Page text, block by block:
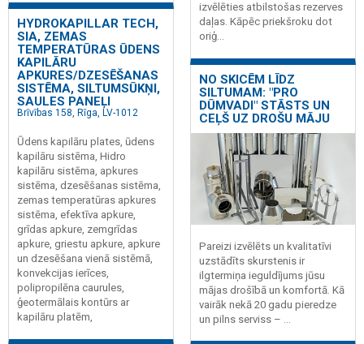
HYDROKAPILLAR TECH,
SIA, ZEMAS
TEMPERATŪRAS ŪDENS
KAPILĀRU
APKURES/DZESĒŠANAS
SISTĒMA, SILTUMSŪKŅI,
SAULES PANEĻI
Brīvības 158, Rīga, LV-1012
Ūdens kapilāru plates, ūdens
kapilāru sistēma, Hidro
kapilāru sistēma, apkures
sistēma, dzesēšanas sistēma,
zemas temperatūras apkures
sistēma, efektīva apkure,
grīdas apkure, zemgrīdas
apkure, griestu apkure, apkure
un dzesēšana vienā sistēmā,
konvekcijas ierīces,
polipropilēna caurules,
ģeotermālais kontūrs ar
kapilāru platēm,
izvēlēties atbilstošas rezerves
daļas. Kāpēc priekšroku dot
oriģ...
NO SKICĒM LĪDZ
SILTUMAM: "PRO
DŪMVADI" STĀSTS UN
CEĻŠ UZ DROŠU MĀJU
Pareizi izvēlēts un kvalitatīvi
uzstādīts skurstenis ir
ilgtermiņa ieguldījums jūsu
mājas drošībā un komfortā. Kā
vairāk nekā 20 gadu pieredze
un pilns serviss – ...